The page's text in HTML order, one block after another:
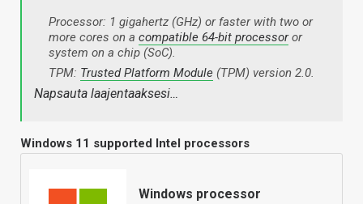
Processor: 1 gigahertz (GHz) or faster with two or
more cores on a compatible 64-bit processoror
system on a chip (SoC).
TPM: Trusted Platform Module (TPM) version 2.0.
Napsauta laajentaaksesi…
Windows 11 supported Intel processors
Windows processor